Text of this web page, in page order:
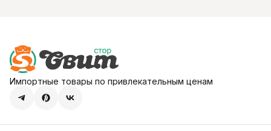
Импортные товары по привлекательным ценам